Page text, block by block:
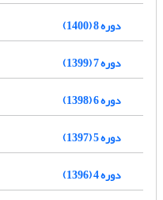
دوره 8 (1400)
دوره 7 (1399)
دوره 6 (1398)
دوره 5 (1397)
دوره 4 (1396)